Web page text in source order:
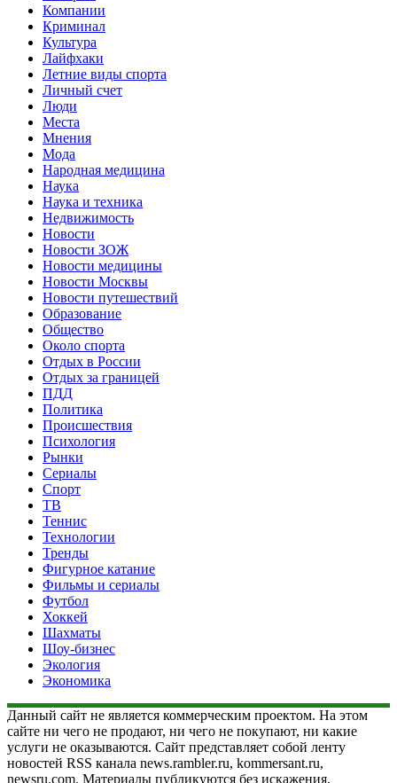
Компании
Криминал
Культура
Лайфхаки
Летние виды спорта
Личный счет
Люди
Места
Мнения
Мода
Народная медицина
Наука
Наука и техника
Недвижимость
Новости
Новости ЗОЖ
Новости медицины
Новости Москвы
Новости путешествий
Образование
Общество
Около спорта
Отдых в России
Отдых за границей
ПДД
Политика
Происшествия
Психология
Рынки
Сериалы
Спорт
ТВ
Теннис
Технологии
Тренды
Фигурное катание
Фильмы и сериалы
Футбол
Хоккей
Шахматы
Шоу-бизнес
Экология
Экономика
Данный сайт не является коммерческим проектом. На этом
сайте ни чего не продают, ни чего не покупают, ни какие
услуги не оказываются. Сайт представляет собой ленту
новостей RSS канала news.rambler.ru, kommersant.ru,
newsru.com. Материалы публикуются без искажения,